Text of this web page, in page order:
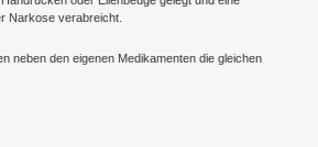
Narkose verabreicht.
neben den eigenen Medikamenten die gleichen